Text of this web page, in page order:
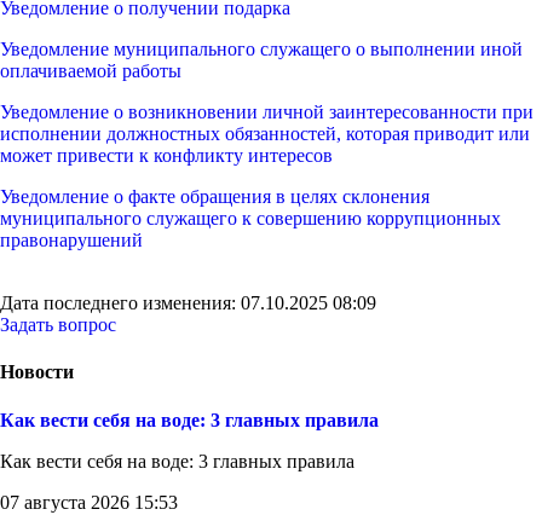
Уведомление о получении подарка
Уведомление муниципального служащего о выполнении иной
оплачиваемой работы
Уведомление о возникновении личной заинтересованности при
исполнении должностных обязанностей, которая приводит или
может привести к конфликту интересов
Уведомление о факте обращения в целях склонения
муниципального служащего к совершению коррупционных
правонарушений
Дата последнего изменения: 07.10.2025 08:09
Задать вопрос
Новости
Как вести себя на воде: 3 главных правила
Как вести себя на воде: 3 главных правила
07 августа 2026 15:53